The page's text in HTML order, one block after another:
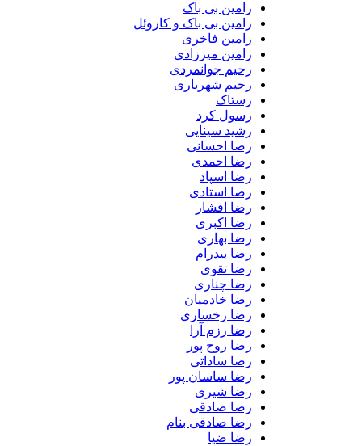
رامین بی باک
رامین بی باک و کاروئل
رامین فاخری
رامین میرزادی
رحیم جوانمردی
رحیم شهریاری
رستاک
رسول کرد
رشید سینایی
رضا احسانی
رضا احمدی
رضا اسپاد
رضا استادی
رضا افشار
رضا اکبری
رضا بهاری
رضا بیدرام
رضا تقوی
رضا چناری
رضا خادمیان
رضا رخساری
رضا رزم آرا
رضا روح پور
رضا ساداتی
رضا ساسان پور
رضا شیری
رضا صادقی
رضا صادقی بنام
رضا ضیا